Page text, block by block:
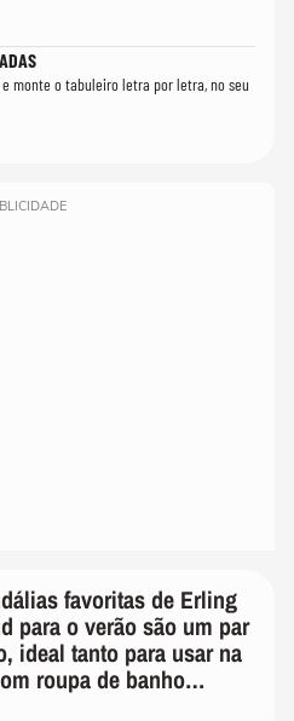
monte o tabuleiro letra por letra, no seu
favoritas de Erling
para o verão são um par
ideal tanto para usar na
roupa de banho